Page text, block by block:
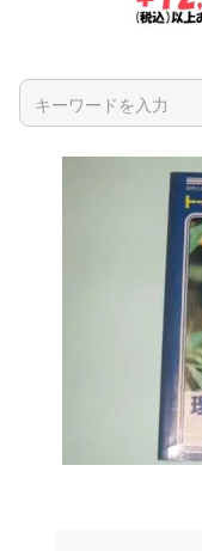
商品名やキーワード